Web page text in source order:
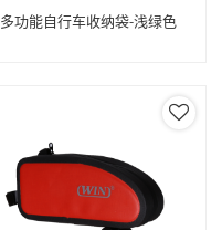
多功能自行车收纳袋-浅绿色